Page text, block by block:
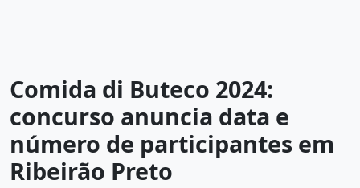
Comida di Buteco 2024:
concurso anuncia data e
número de participantes em
Ribeirão Preto